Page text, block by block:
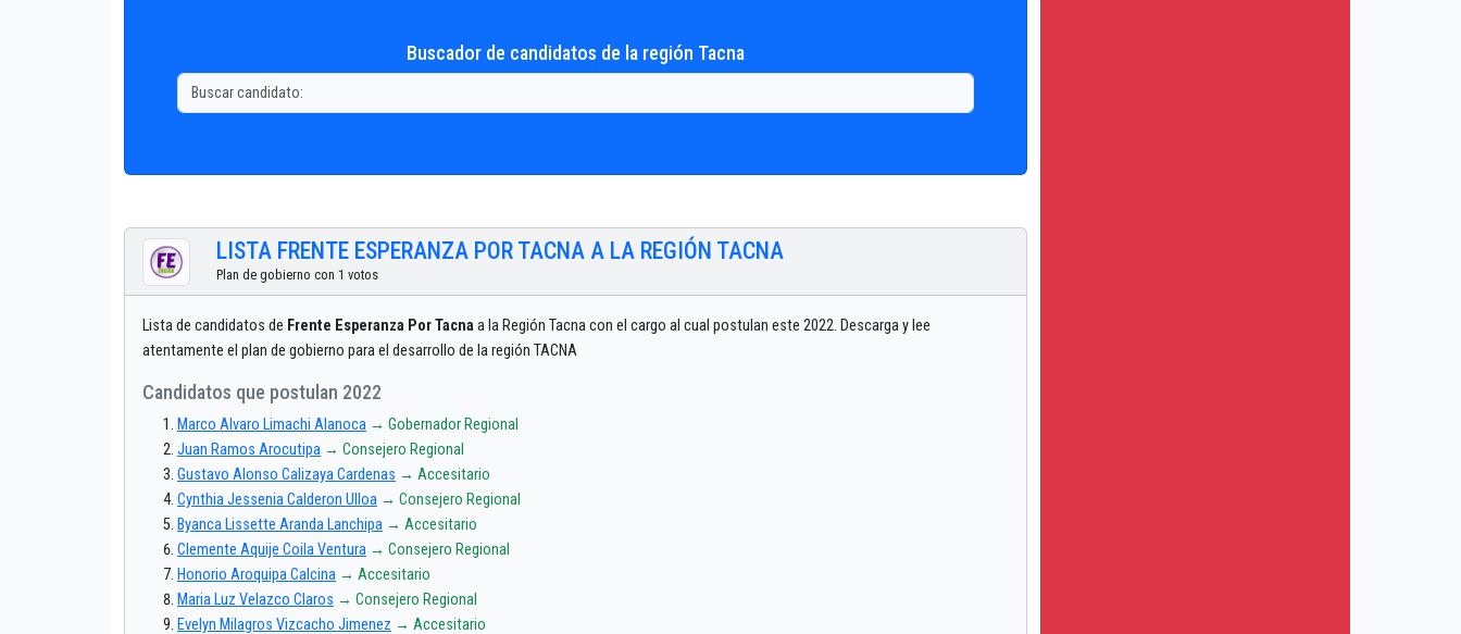
Buscador de candidatos de la región Tacna
LISTA FRENTE ESPERANZA POR TACNA A LA REGIÓN TACNA
Plan de gobierno con 1 votos
Lista de candidatos de Frente Esperanza Por Tacna a la Región Tacna con el cargo al cual postulan este 2022. Descarga y lee
atentamente el plan de gobierno para el desarrollo de la región TACNA
Candidatos que postulan 2022
Marco Alvaro Limachi Alanoca → Gobernador Regional
Juan Ramos Arocutipa → Consejero Regional
Gustavo Alonso Calizaya Cardenas → Accesitario
Cynthia Jessenia Calderon Ulloa → Consejero Regional
Byanca Lissette Aranda Lanchipa → Accesitario
Clemente Aquije Coila Ventura → Consejero Regional
Honorio Aroquipa Calcina → Accesitario
Maria Luz Velazco Claros → Consejero Regional
Evelyn Milagros Vizcacho Jimenez → Accesitario